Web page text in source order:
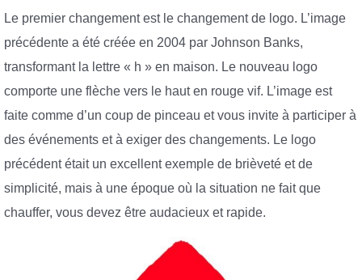
Le premier changement est le changement de logo. L’image
précédente a été créée en 2004 par Johnson Banks,
transformant la lettre « h » en maison. Le nouveau logo
comporte une flèche vers le haut en rouge vif. L’image est
faite comme d’un coup de pinceau et vous invite à participer à
des événements et à exiger des changements. Le logo
précédent était un excellent exemple de brièveté et de
simplicité, mais à une époque où la situation ne fait que
chauffer, vous devez être audacieux et rapide.